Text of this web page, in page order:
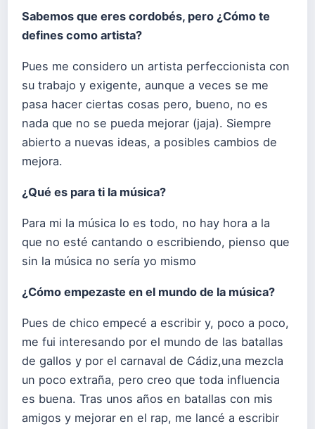
Sabemos que eres cordobés, pero ¿Cómo te
defines como artista?
Pues me considero un artista perfeccionista con
su trabajo y exigente, aunque a veces se me
pasa hacer ciertas cosas pero, bueno, no es
nada que no se pueda mejorar (jaja). Siempre
abierto a nuevas ideas, a posibles cambios de
mejora.
¿Qué es para ti la música?
Para mi la música lo es todo, no hay hora a la
que no esté cantando o escribiendo, pienso que
sin la música no sería yo mismo
¿Cómo empezaste en el mundo de la música?
Pues de chico empecé a escribir y, poco a poco,
me fui interesando por el mundo de las batallas
de gallos y por el carnaval de Cádiz,una mezcla
un poco extraña, pero creo que toda influencia
es buena. Tras unos años en batallas con mis
amigos y mejorar en el rap, me lancé a escribir